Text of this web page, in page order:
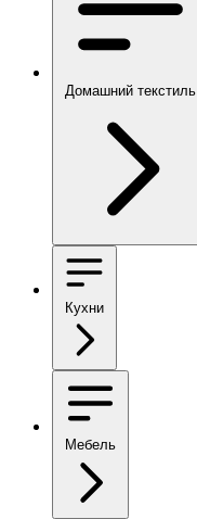
Домашний текстиль
Кухни
Мебель